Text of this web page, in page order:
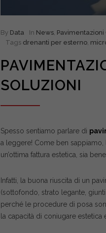
By Data In News, Pavimentazioni
Tags drenanti per esterno,
SOLUZIONI
Spesso sentiamo parlare di
a leggere! Come ben sappiamo,
un’ottima fattura estetica, sia
Infatti, la buona riuscita di un
(sottofondo, strato legante,
perché le procedure di posa
la capacità di coniugare